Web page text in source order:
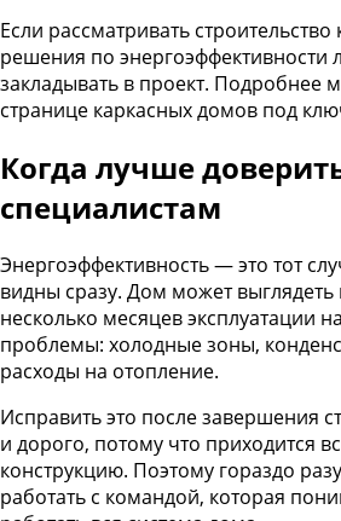
Если рассматривать
решения по энергоэффективности
закладывать в проект. Подробнее
странице каркасных домов под
Когда лучше
специалистам
Энергоэффективность — это тот
видны сразу. Дом может выглядеть
несколько месяцев эксплуатации
проблемы: холодные зоны,
расходы на отопление.
Исправить это после завершения
и дорого, потому что приходится
конструкцию. Поэтому гораздо
работать с командой, которая